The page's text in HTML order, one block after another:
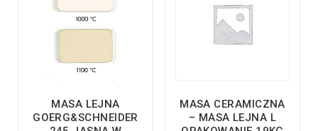
MASA LEJNA
GOERG&SCHNEIDER
MASA CERAMICZNA
– MASA LEJNA L